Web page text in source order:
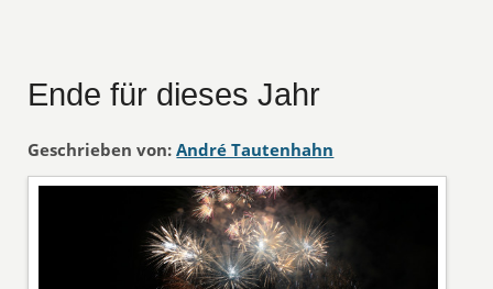
Ende für dieses Jahr
Geschrieben von: André Tautenhahn